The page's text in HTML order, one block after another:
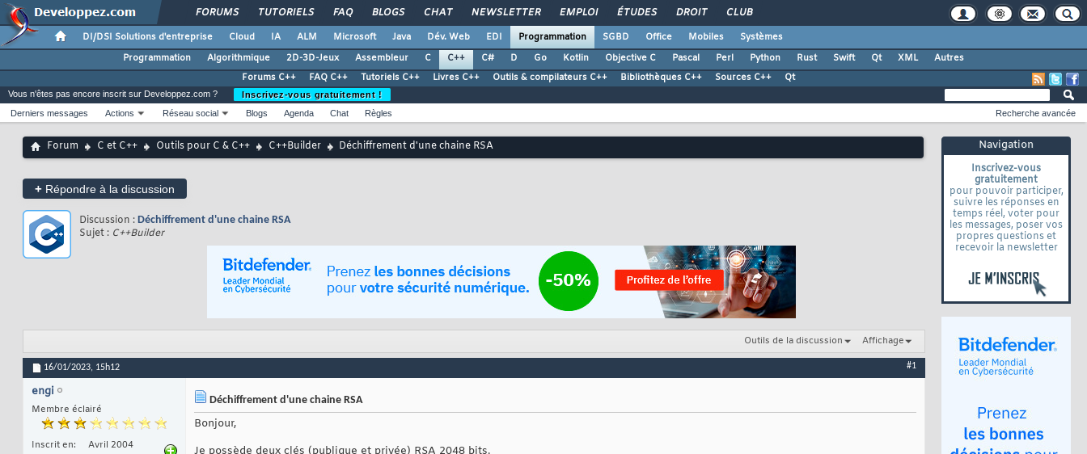
FORUMS TUTORIELS FAQ BLOGS CHAT NEWSLETTER EMPLOI ÉTUDES DROIT CLUB
DI/DSI Solutions d'entreprise Cloud IA ALM Microsoft Java Dév. Web EDI Programmation SGBD Office Mobiles
Systèmes
Programmation
Algorithmique 2D-3D-Jeux Assembleur C C++ C# D Go Kotlin Objective C Pascal Perl Python Rust Swift Qt XML
Autres
Forums C++
FAQ C++ Tutoriels C++ Livres C++ Outils & compilateurs C++ Bibliothèques C++ Sources C++ Qt
Navigation
Inscrivez-vous
gratuitement
pour pouvoir participer,
suivre les réponses en
temps réel, voter pour
les messages, poser vos
propres questions et
recevoir la newsletter
Vous n'êtes pas encore inscrit sur Developpez.com ?
Inscrivez-vous gratuitement !
Derniers messages
Actions Réseau social Blogs Agenda Chat Règles Recherche avancée
Forum C et C++ Outils pour C & C++ C++Builder Déchiffrement d'une chaine RSA
+ Répondre à la discussion
Discussion : Déchiffrement d'une chaine RSA
Sujet : C++Builder
Outils de la discussion Affichage
16/01/2023, 15h12 #1
engi
Membre éclairé
Inscrit en
Avril 2004
Déchiffrement d'une chaine RSA
Bonjour,